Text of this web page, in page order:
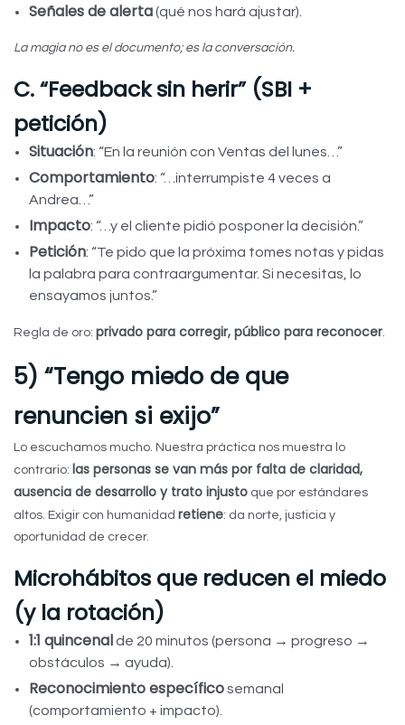
Señales de alerta(qué nos hará ajustar).
La magia no es el documento; es la conversación.
C. “Feedback sin herir” (SBI +
petición)
Situación: “En la reunión con Ventas del lunes…”
Comportamiento: “…interrumpiste 4 veces a
Andrea…”
Impacto: “…y el cliente pidió posponer la decisión.”
Petición: “Te pido que la próxima tomes notas y pidas
la palabra para contraargumentar. Si necesitas, lo
ensayamos juntos.”
Regla de oro: privado para corregir, público para reconocer.
5) “Tengo miedo de que
renuncien si exijo”
Lo escuchamos mucho. Nuestra práctica nos muestra lo
contrario: las personas se van más por falta de claridad,
ausencia de desarrollo y trato injusto que por estándares
altos. Exigir con humanidad retiene: da norte, justicia y
oportunidad de crecer.
Microhábitos que reducen el miedo
(y la rotación)
1:1 quincenalde 20 minutos (persona → progreso →
obstáculos → ayuda).
Reconocimiento específicosemanal
(comportamiento + impacto).